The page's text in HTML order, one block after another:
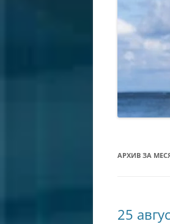
АРХИВ ЗА
25